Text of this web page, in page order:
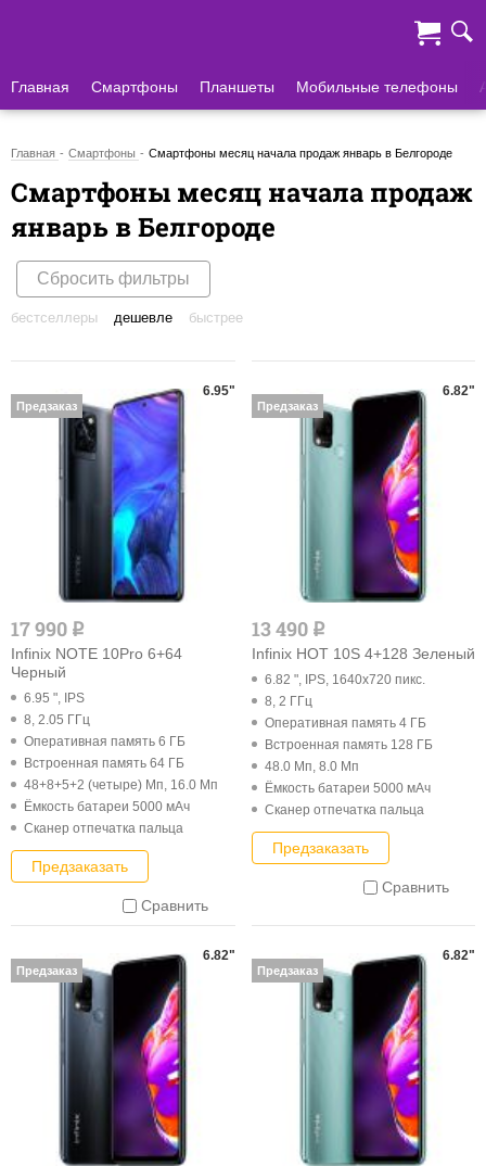
Главная Смартфоны Планшеты Мобильные телефоны
Главная Смартфоны Смартфоны месяц начала продаж январь в Белгороде
Смартфоны месяц начала продаж
январь в Белгороде
Сбросить фильтры
бестселлеры дешевле быстрее
17 990 q
Infinix NOTE 10Pro 6+64
Черный
6.95 ", IPS
8, 2.05 ГГц
Оперативная память 6 ГБ
Встроенная память 64 ГБ
48+8+5+2 (четыре) Мп, 16.0 Мп
Ёмкость батареи 5000 мАч
Cканер отпечатка пальца
Предзаказать
Сравнить
6.95"
Предзаказ
13 490 q
Infinix HOT 10S 4+128 Зеленый
6.82 ", IPS, 1640x720 пикс.
8, 2 ГГц
Оперативная память 4 ГБ
Встроенная память 128 ГБ
48.0 Мп, 8.0 Мп
Ёмкость батареи 5000 мАч
Cканер отпечатка пальца
Предзаказать
Сравнить
6.82"
Предзаказ
6.82"
Предзаказ
6.82"
Предзаказ